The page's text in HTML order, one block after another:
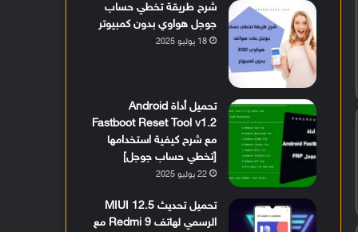
شرح طريقة تخطي حساب
جوجل هواوي بدون كمبيوتر
18 يوليو 2025
تحميل أداة Android
Fastboot Reset Tool v1.2
مع شرح كيفية استخدامها
[تخطي حساب جوجل]
22 يوليو 2025
تحميل تحديث MIUI 12.5
الرسمي لهاتف Redmi 9 مع